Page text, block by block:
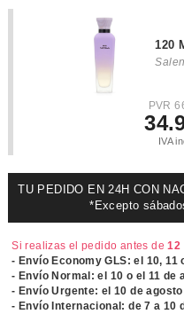
120
PVR
IVA
TU PEDIDO EN 24H CON
*Excepto
Si realizas el pedido antes de12
- Envío Economy GLS: el 10, 11
- Envío Normal: el 10 o el 11 de
- Envío Urgente: el10 de
- Envío Internacional: de 7 a 10